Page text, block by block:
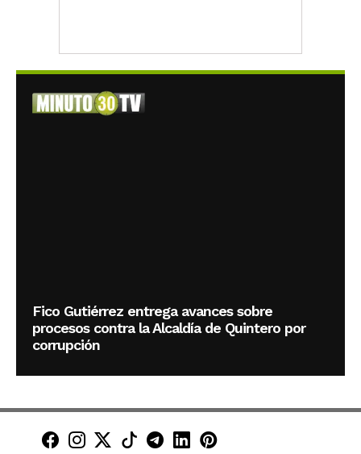
Fico Gutiérrez entrega avances sobre
procesos contra la Alcaldía de Quintero por
corrupción
Minuto30 en Facebook
Minuto30 en Instagram
Minuto30 en X (Twitter)
Minuto30 en TikTok
Canal de Minuto30 en
Minuto30 en LinkedIn
Minuto30 en